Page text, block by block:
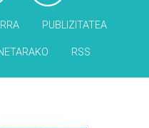
PUBLIZITATEA
RSS